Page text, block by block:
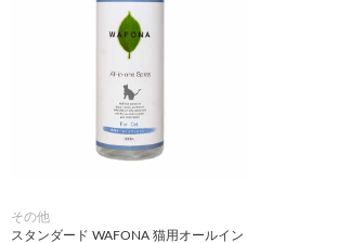
その他
スタンダード WAFONA 猫用オールイン